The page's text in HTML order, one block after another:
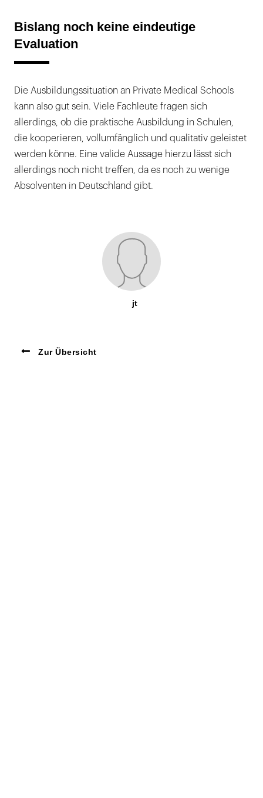
Bislang noch keine eindeutige
Evaluation
Die Ausbildungssituation an Private Medical Schools
kann also gut sein. Viele Fachleute fragen sich
allerdings, ob die praktische Ausbildung in Schulen,
die kooperieren, vollumfänglich und qualitativ geleistet
werden könne. Eine valide Aussage hierzu lässt sich
allerdings noch nicht treffen, da es noch zu wenige
Absolventen in Deutschland gibt.
jt
Zur Übersicht